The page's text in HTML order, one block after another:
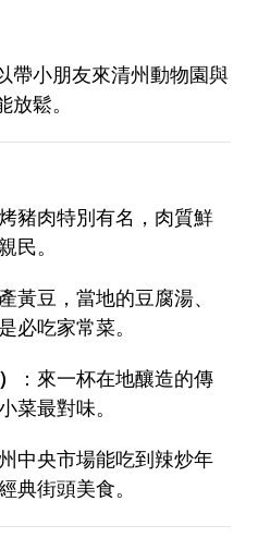
帶小朋友來清州動物園與
鬆。
豬肉特別有名，肉質鮮
民。
黃豆，當地的豆腐湯、
必吃家常菜。
：來一杯在地釀造的傳
菜最對味。
中央市場能吃到辣炒年
典街頭美食。